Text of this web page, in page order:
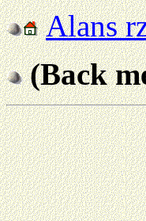
Alans
(Back